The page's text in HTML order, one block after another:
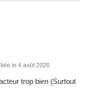
le 4 août 2020
trop bien (Surtout